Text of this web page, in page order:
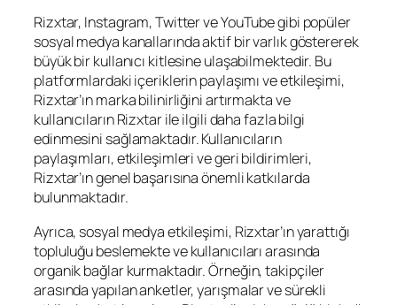
Rizxtar, Instagram, Twitter ve YouTube gibi popüler
sosyal medya kanallarında aktif bir varlık göstererek
büyük bir kullanıcı kitlesine ulaşabilmektedir. Bu
platformlardaki içeriklerin paylaşımı ve etkileşimi,
Rizxtar’ın marka bilinirliğini artırmakta ve
kullanıcıların Rizxtar ile ilgili daha fazla bilgi
edinmesini sağlamaktadır. Kullanıcıların
paylaşımları, etkileşimleri ve geri bildirimleri,
Rizxtar’ın genel başarısına önemli katkılarda
bulunmaktadır.
Ayrıca, sosyal medya etkileşimi, Rizxtar’ın yarattığı
topluluğu beslemekte ve kullanıcıları arasında
organik bağlar kurmaktadır. Örneğin, takipçiler
arasında yapılan anketler, yarışmalar ve sürekli